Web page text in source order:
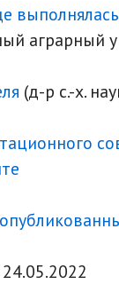
аграрный
(д-р с.-х.